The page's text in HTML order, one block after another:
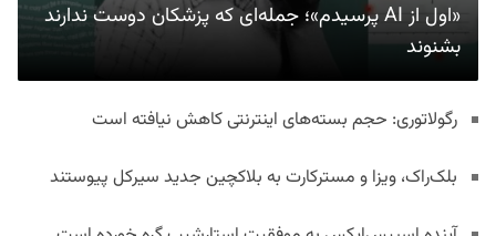
«اول از AI پرسیدم»؛ جمله‌ای که پزشکان دوست ندارند
بشنوند
رگولاتوری: حجم بسته‌های اینترنتی کاهش نیافته است
بلک‌راک، ویزا و مسترکارت به بلاکچین جدید سیرکل پیوستند